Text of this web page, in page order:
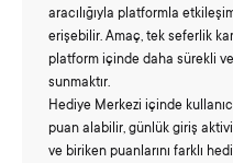
aracılığıyla platformla
erişebilir. Amaç, tek seferlik
platform içinde daha sürekli
sunmaktır.
Hediye Merkezi içinde
puan alabilir, günlük giriş
ve biriken puanlarını farklı